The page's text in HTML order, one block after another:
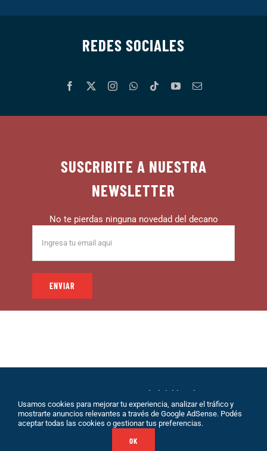
REDES SOCIALES
SUSCRIBITE A NUESTRA
NEWSLETTER
No te pierdas ninguna novedad del decano
© 1999 – DECANO – La comunidad del hincha |
Desarrollo: Eolio |Políticas de Privacidad|Sobre
Nosotros|Terminos de Servicio|Contacto
Usamos cookies para mejorar tu experiencia, analizar el tráfico y
mostrarte anuncios relevantes a través de Google AdSense. Podés
aceptar todas las cookies o gestionar tus preferencias.
OK